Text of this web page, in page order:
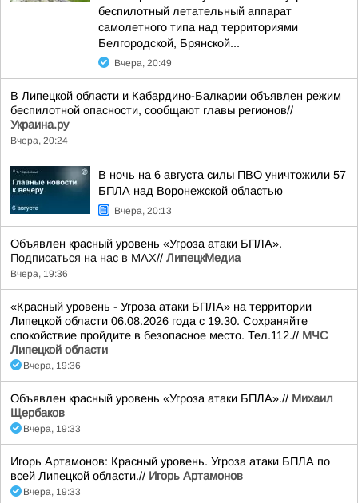
беспилотный летательный аппарат
самолетного типа над территориями
Белгородской, Брянской...
Вчера, 20:49
В Липецкой области и Кабардино-Балкарии объявлен режим
беспилотной опасности, сообщают главы регионов//
Украина.ру
Вчера, 20:24
В ночь на 6 августа силы ПВО уничтожили 57
БПЛА над Воронежской областью
Вчера, 20:13
Объявлен красный уровень «Угроза атаки БПЛА».
Подписаться на нас в МАХ// ЛипецкМедиа
Вчера, 19:36
«Красный уровень - Угроза атаки БПЛА» на территории
Липецкой области 06.08.2026 года с 19.30. Сохраняйте
спокойствие пройдите в безопасное место. Тел.112.// МЧС
Липецкой области
Вчера, 19:36
Объявлен красный уровень «Угроза атаки БПЛА».// Михаил
Щербаков
Вчера, 19:33
Игорь Артамонов: Красный уровень. Угроза атаки БПЛА по
всей Липецкой области.// Игорь Артамонов
Вчера, 19:33